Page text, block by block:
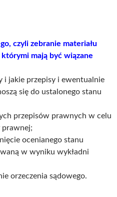
czyli zebranie materiału
mają być wiązane
i jakie przepisy i ewentualnie
się do ustalonego stanu
przepisów prawnych w celu
prawnej;
ocenianego stanu
w wyniku wykładni
orzeczenia sądowego.